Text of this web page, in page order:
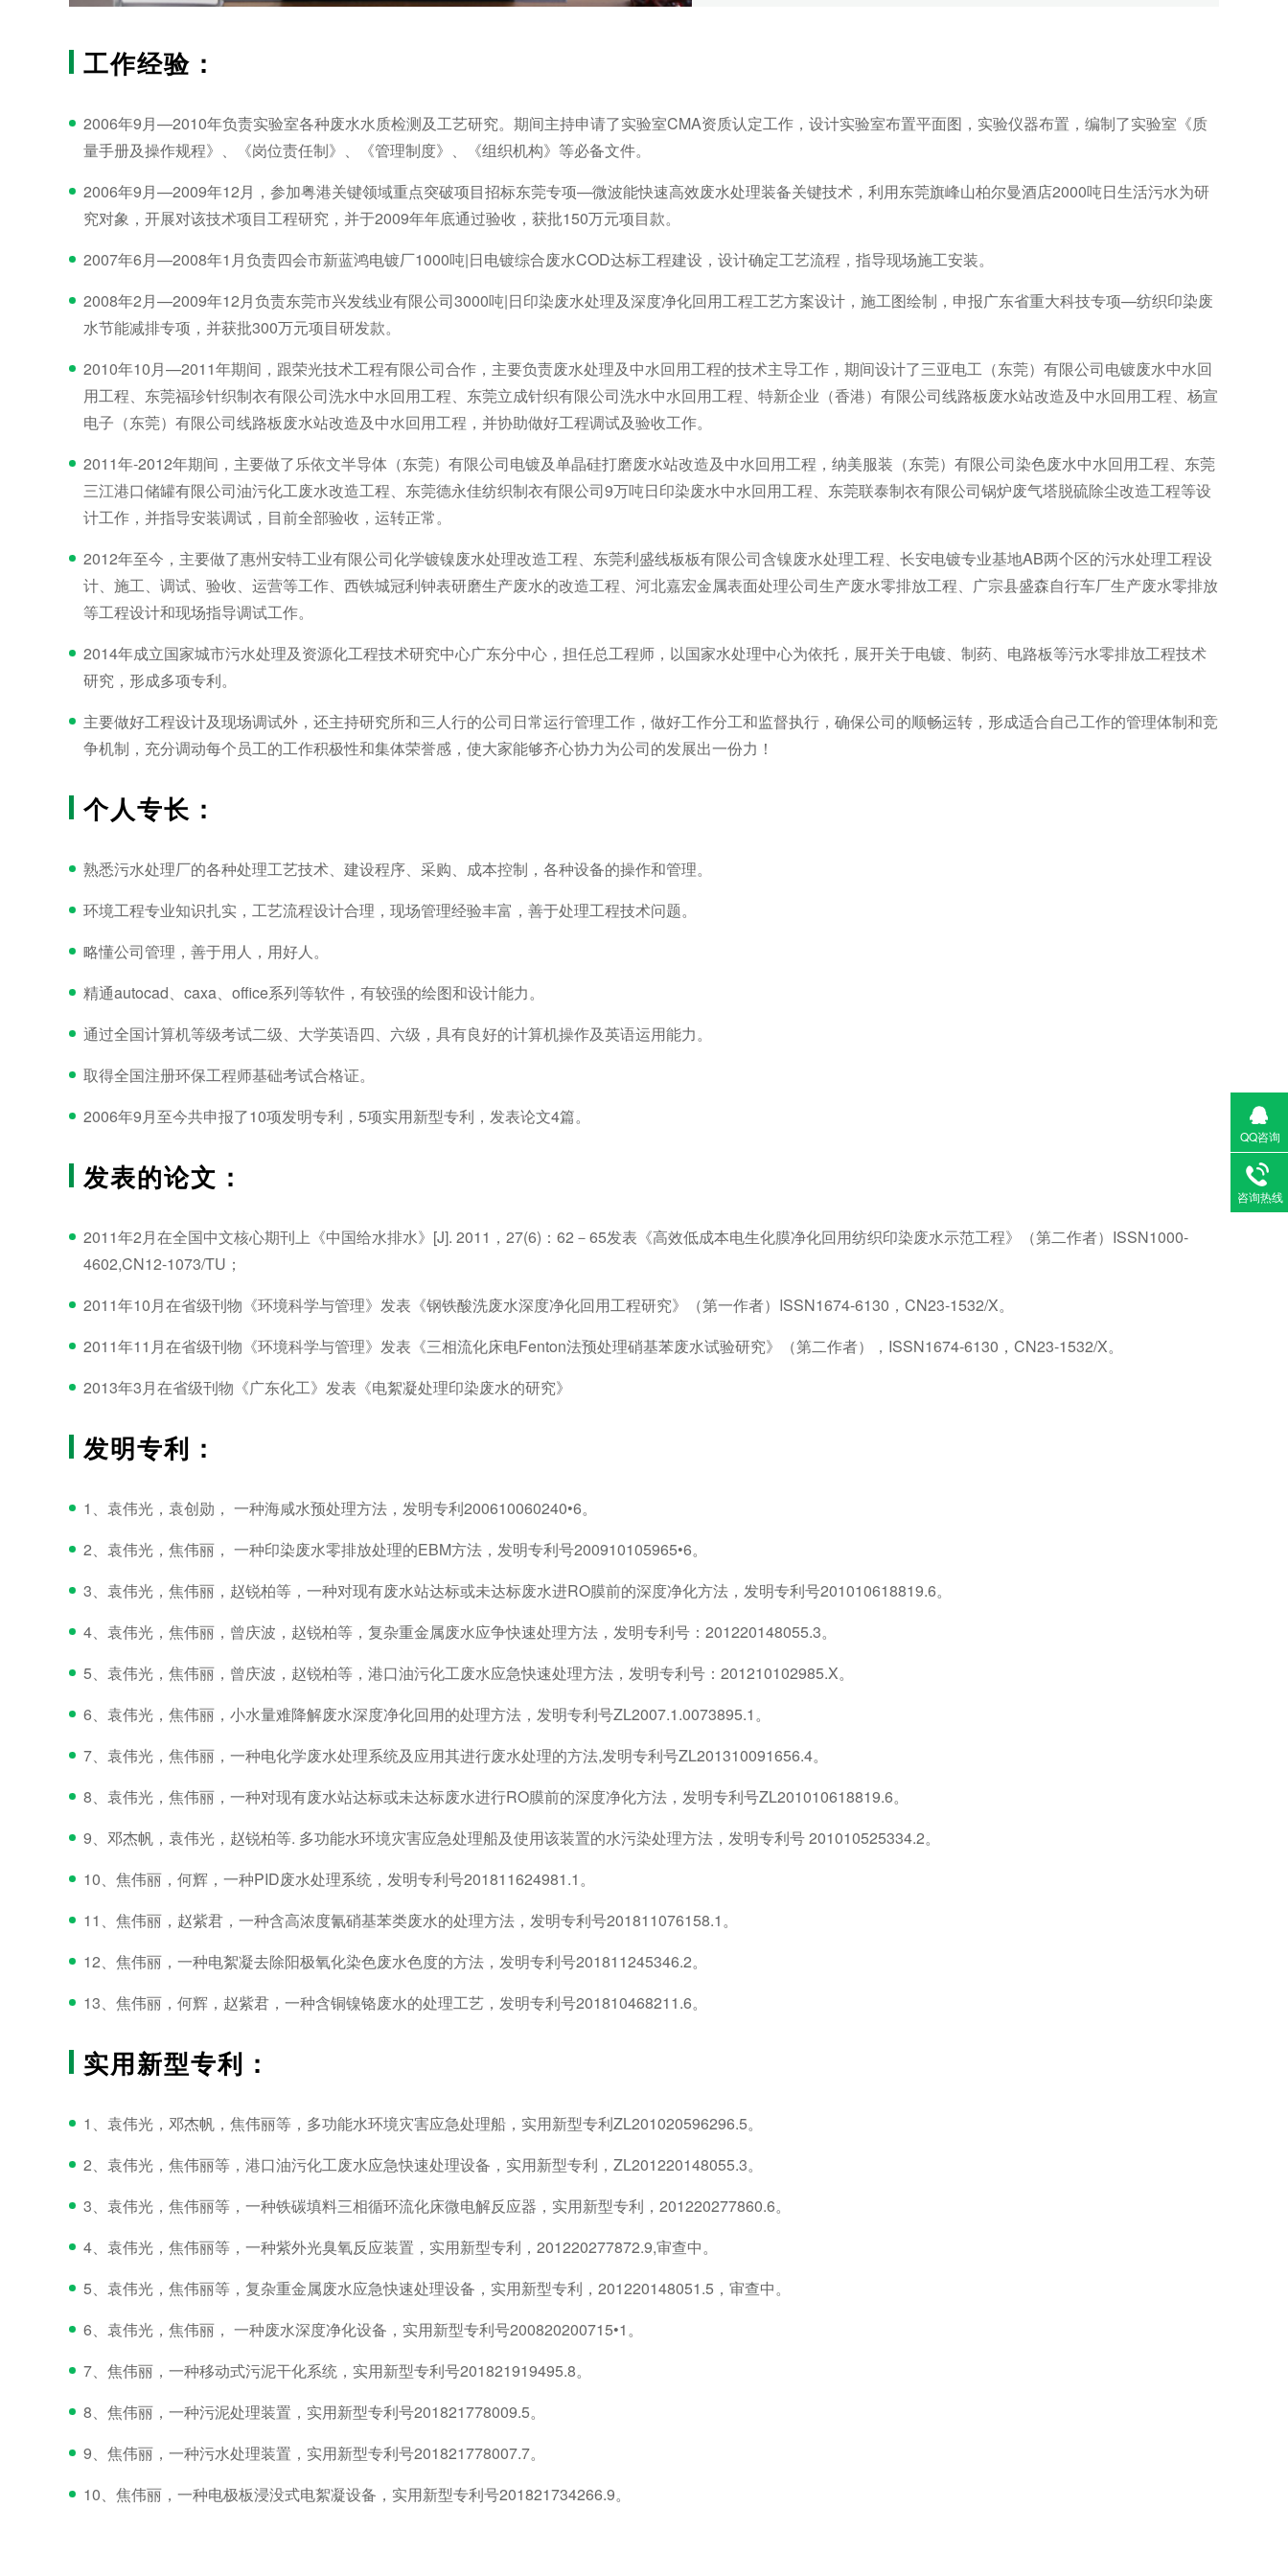
工作经验：
2006年9月—2010年负责实验室各种废水水质检测及工艺研究。期间主持申请了实验室CMA资质认定工作，设计实验室布置平面图，实验仪器布置，编制了实验室《质
量手册及操作规程》、《岗位责任制》、《管理制度》、《组织机构》等必备文件。
2006年9月—2009年12月，参加粤港关键领域重点突破项目招标东莞专项—微波能快速高效废水处理装备关键技术，利用东莞旗峰山柏尔曼酒店2000吨日生活污水为研
究对象，开展对该技术项目工程研究，并于2009年年底通过验收，获批150万元项目款。
2007年6月—2008年1月负责四会市新蓝鸿电镀厂1000吨|日电镀综合废水COD达标工程建设，设计确定工艺流程，指导现场施工安装。
2008年2月—2009年12月负责东莞市兴发线业有限公司3000吨|日印染废水处理及深度净化回用工程工艺方案设计，施工图绘制，申报广东省重大科技专项—纺织印染废
水节能减排专项，并获批300万元项目研发款。
2010年10月—2011年期间，跟荣光技术工程有限公司合作，主要负责废水处理及中水回用工程的技术主导工作，期间设计了三亚电工（东莞）有限公司电镀废水中水回
用工程、东莞福珍针织制衣有限公司洗水中水回用工程、东莞立成针织有限公司洗水中水回用工程、特新企业（香港）有限公司线路板废水站改造及中水回用工程、杨宣
电子（东莞）有限公司线路板废水站改造及中水回用工程，并协助做好工程调试及验收工作。
2011年-2012年期间，主要做了乐依文半导体（东莞）有限公司电镀及单晶硅打磨废水站改造及中水回用工程，纳美服装（东莞）有限公司染色废水中水回用工程、东莞
三江港口储罐有限公司油污化工废水改造工程、东莞德永佳纺织制衣有限公司9万吨日印染废水中水回用工程、东莞联泰制衣有限公司锅炉废气塔脱硫除尘改造工程等设
计工作，并指导安装调试，目前全部验收，运转正常。
2012年至今，主要做了惠州安特工业有限公司化学镀镍废水处理改造工程、东莞利盛线板板有限公司含镍废水处理工程、长安电镀专业基地AB两个区的污水处理工程设
计、施工、调试、验收、运营等工作、西铁城冠利钟表研磨生产废水的改造工程、河北嘉宏金属表面处理公司生产废水零排放工程、广宗县盛森自行车厂生产废水零排放
等工程设计和现场指导调试工作。
2014年成立国家城市污水处理及资源化工程技术研究中心广东分中心，担任总工程师，以国家水处理中心为依托，展开关于电镀、制药、电路板等污水零排放工程技术
研究，形成多项专利。
主要做好工程设计及现场调试外，还主持研究所和三人行的公司日常运行管理工作，做好工作分工和监督执行，确保公司的顺畅运转，形成适合自己工作的管理体制和竞
争机制，充分调动每个员工的工作积极性和集体荣誉感，使大家能够齐心协力为公司的发展出一份力！
个人专长：
熟悉污水处理厂的各种处理工艺技术、建设程序、采购、成本控制，各种设备的操作和管理。
环境工程专业知识扎实，工艺流程设计合理，现场管理经验丰富，善于处理工程技术问题。
略懂公司管理，善于用人，用好人。
精通autocad、caxa、office系列等软件，有较强的绘图和设计能力。
通过全国计算机等级考试二级、大学英语四、六级，具有良好的计算机操作及英语运用能力。
取得全国注册环保工程师基础考试合格证。
2006年9月至今共申报了10项发明专利，5项实用新型专利，发表论文4篇。
发表的论文：
2011年2月在全国中文核心期刊上《中国给水排水》[J]. 2011，27(6)：62－65发表《高效低成本电生化膜净化回用纺织印染废水示范工程》（第二作者）ISSN1000-
4602,CN12-1073/TU；
2011年10月在省级刊物《环境科学与管理》发表《钢铁酸洗废水深度净化回用工程研究》（第一作者）ISSN1674-6130，CN23-1532/X。
2011年11月在省级刊物《环境科学与管理》发表《三相流化床电Fenton法预处理硝基苯废水试验研究》（第二作者），ISSN1674-6130，CN23-1532/X。
2013年3月在省级刊物《广东化工》发表《电絮凝处理印染废水的研究》
发明专利：
1、袁伟光，袁创勋， 一种海咸水预处理方法，发明专利200610060240•6。
2、袁伟光，焦伟丽， 一种印染废水零排放处理的EBM方法，发明专利号200910105965•6。
3、袁伟光，焦伟丽，赵锐柏等，一种对现有废水站达标或未达标废水进RO膜前的深度净化方法，发明专利号201010618819.6。
4、袁伟光，焦伟丽，曾庆波，赵锐柏等，复杂重金属废水应争快速处理方法，发明专利号：201220148055.3。
5、袁伟光，焦伟丽，曾庆波，赵锐柏等，港口油污化工废水应急快速处理方法，发明专利号：201210102985.X。
6、袁伟光，焦伟丽，小水量难降解废水深度净化回用的处理方法，发明专利号ZL2007.1.0073895.1。
7、袁伟光，焦伟丽，一种电化学废水处理系统及应用其进行废水处理的方法,发明专利号ZL201310091656.4。
8、袁伟光，焦伟丽，一种对现有废水站达标或未达标废水进行RO膜前的深度净化方法，发明专利号ZL201010618819.6。
9、邓杰帆，袁伟光，赵锐柏等. 多功能水环境灾害应急处理船及使用该装置的水污染处理方法，发明专利号 201010525334.2。
10、焦伟丽，何辉，一种PID废水处理系统，发明专利号201811624981.1。
11、焦伟丽，赵紫君，一种含高浓度氰硝基苯类废水的处理方法，发明专利号201811076158.1。
12、焦伟丽，一种电絮凝去除阳极氧化染色废水色度的方法，发明专利号201811245346.2。
13、焦伟丽，何辉，赵紫君，一种含铜镍铬废水的处理工艺，发明专利号201810468211.6。
实用新型专利：
1、袁伟光，邓杰帆，焦伟丽等，多功能水环境灾害应急处理船，实用新型专利ZL201020596296.5。
2、袁伟光，焦伟丽等，港口油污化工废水应急快速处理设备，实用新型专利，ZL201220148055.3。
3、袁伟光，焦伟丽等，一种铁碳填料三相循环流化床微电解反应器，实用新型专利，201220277860.6。
4、袁伟光，焦伟丽等，一种紫外光臭氧反应装置，实用新型专利，201220277872.9,审查中。
5、袁伟光，焦伟丽等，复杂重金属废水应急快速处理设备，实用新型专利，201220148051.5，审查中。
6、袁伟光，焦伟丽， 一种废水深度净化设备，实用新型专利号200820200715•1。
7、焦伟丽，一种移动式污泥干化系统，实用新型专利号201821919495.8。
8、焦伟丽，一种污泥处理装置，实用新型专利号201821778009.5。
9、焦伟丽，一种污水处理装置，实用新型专利号201821778007.7。
10、焦伟丽，一种电极板浸没式电絮凝设备，实用新型专利号201821734266.9。
QQ咨询
咨询热线